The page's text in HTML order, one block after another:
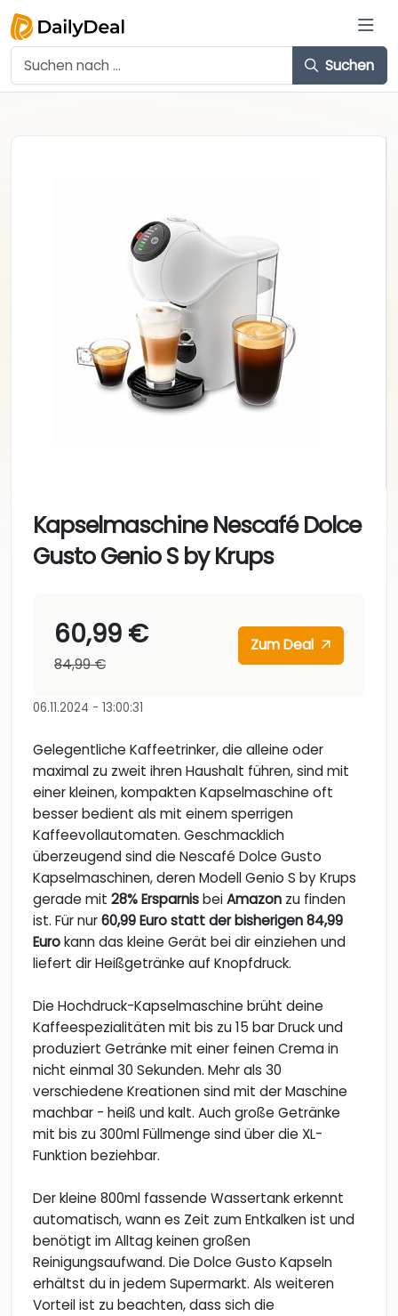
Suchen
Kapselmaschine Nescafé Dolce
Gusto Genio S by Krups
60,99 €
84,99 €
Zum Deal
06.11.2024 - 13:00:31
Gelegentliche Kaffeetrinker, die alleine oder
maximal zu zweit ihren Haushalt führen, sind mit
einer kleinen, kompakten Kapselmaschine oft
besser bedient als mit einem sperrigen
Kaffeevollautomaten. Geschmacklich
überzeugend sind die Nescafé Dolce Gusto
Kapselmaschinen, deren Modell Genio S by Krups
gerade mit 28% ErsparnisbeiAmazon zu finden
ist. Für nur60,99 Euro statt der bisherigen 84,99
Eurokann das kleine Gerät bei dir einziehen und
liefert dir Heißgetränke auf Knopfdruck.
Die Hochdruck-Kapselmaschine brüht deine
Kaffeespezialitäten mit bis zu 15 bar Druck und
produziert Getränke mit einer feinen Crema in
nicht einmal 30 Sekunden. Mehr als 30
verschiedene Kreationen sind mit der Maschine
machbar - heiß und kalt. Auch große Getränke
mit bis zu 300ml Füllmenge sind über die XL-
Funktion beziehbar.
Der kleine 800ml fassende Wassertank erkennt
automatisch, wann es Zeit zum Entkalken ist und
benötigt im Alltag keinen großen
Reinigungsaufwand. Die Dolce Gusto Kapseln
erhältst du in jedem Supermarkt. Als weiteren
Vorteil ist zu beachten, dass sich die